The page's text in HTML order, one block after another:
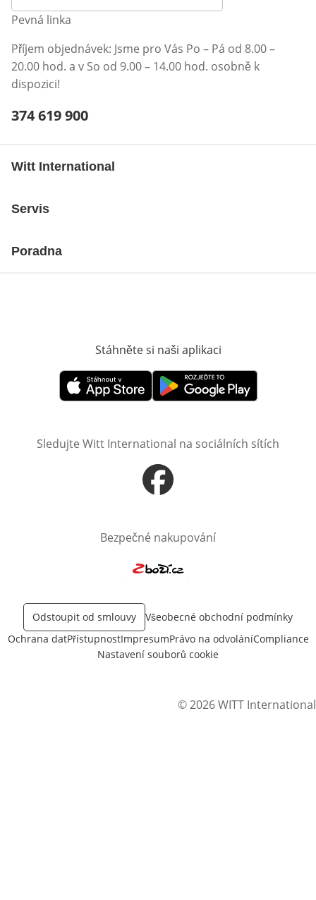
Pevná linka
Příjem objednávek: Jsme pro Vás Po – Pá od 8.00 –
20.00 hod. a v So od 9.00 – 14.00 hod. osobně k
dispozici!
Telefonní číslo:
374 619 900
Witt International
Servis
Poradna
Stáhněte si naši aplikaci
Otevře v novém okněOtevře v novém okně
Sledujte Witt International na sociálních sítích
Otevře v novém okně
Bezpečné nakupování
Odstoupit od smlouvy
Všeobecné obchodní podmínky
Ochrana datPřístupnostImpresumPrávo na odvoláníCompliance
Nastavení souborů cookie
© 2026 WITT International